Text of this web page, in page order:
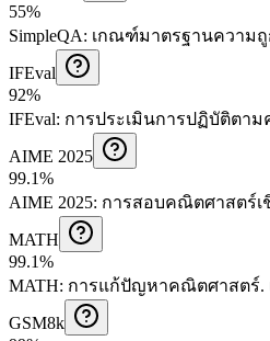
55%
SimpleQA: เกณฑ์มาตรฐานความถู
IFEval
92%
IFEval: การประเมินการปฏิบัติตาม
AIME 2025
99.1%
AIME 2025: การสอบคณิตศาสตร์
MATH
99.1%
MATH: การแก้ปัญหาคณิตศาสตร์.
GSM8k